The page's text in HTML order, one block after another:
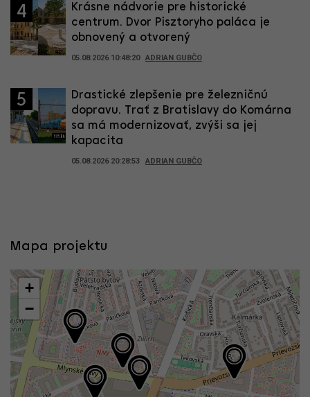
4
Krásne nádvorie pre historické
centrum. Dvor Pisztoryho paláca je
obnovený a otvorený
05.08.2026 10:48:20 ADRIAN GUBČO
5
Drastické zlepšenie pre železničnú
dopravu. Trať z Bratislavy do Komárna
sa má modernizovať, zvýši sa jej
kapacita
05.08.2026 20:28:53 ADRIAN GUBČO
Mapa projektu
+
−